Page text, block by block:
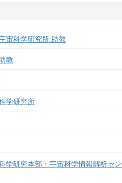
宙科学研究所 助教
教
学研究所
学研究本部・宇宙科学情報解析セン